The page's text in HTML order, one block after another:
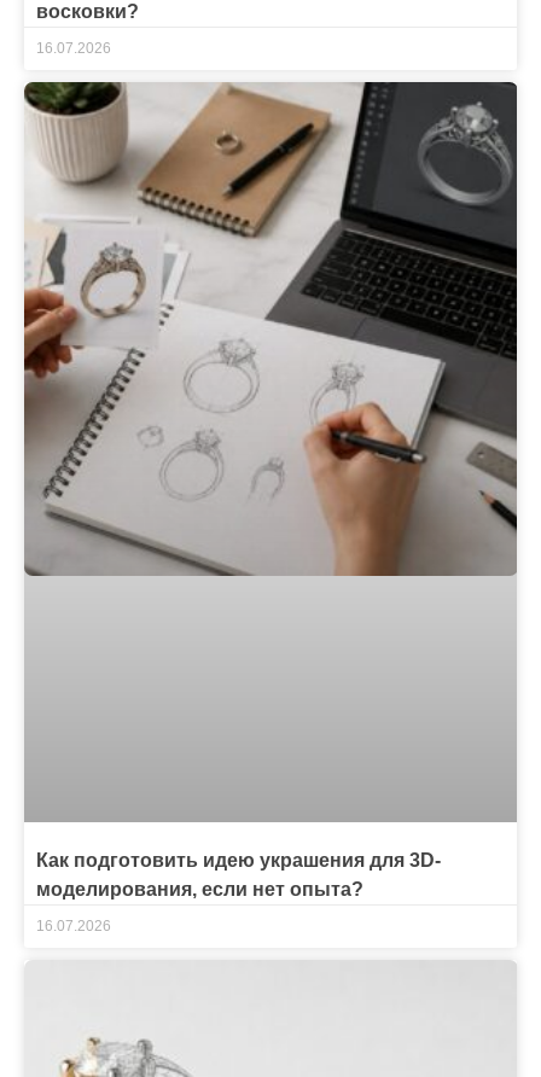
восковки?
16.07.2026
Как подготовить идею украшения для 3D-
моделирования, если нет опыта?
16.07.2026